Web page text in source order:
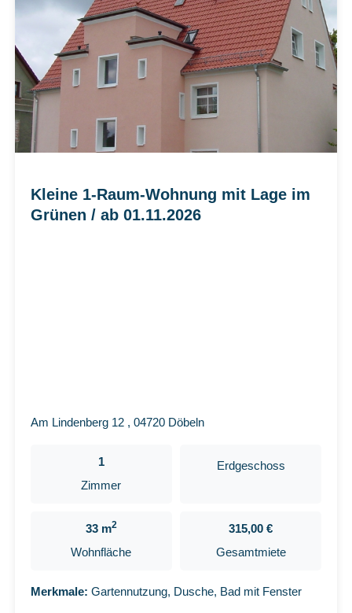
Kleine 1-Raum-Wohnung mit Lage im
Grünen / ab 01.11.2026
Am Lindenberg 12 , 04720 Döbeln
1
Zimmer
Erdgeschoss
33 m2
Wohnfläche
315,00 €
Gesamtmiete
Merkmale: Gartennutzung, Dusche, Bad mit Fenster